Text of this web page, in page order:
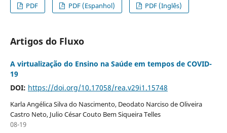
PDF
PDF (Espanhol) PDF (Inglês)
Artigos do Fluxo
A virtualização do Ensino na Saúde em tempos de COVID-
19
DOI: https://doi.org/10.17058/rea.v29i1.15748
Karla Angélica Silva do Nascimento, Deodato Narciso de Oliveira
Castro Neto, Julio César Couto Bem Siqueira Telles
08-19